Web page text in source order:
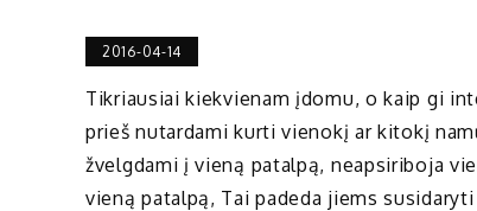
2016-04-14
Tikriausiai kiekvienam įdomu, o kaip gi
prieš nutardami kurti vienokį ar kitokį
žvelgdami į vieną patalpą, neapsiriboja
vieną patalpą, Tai padeda jiems